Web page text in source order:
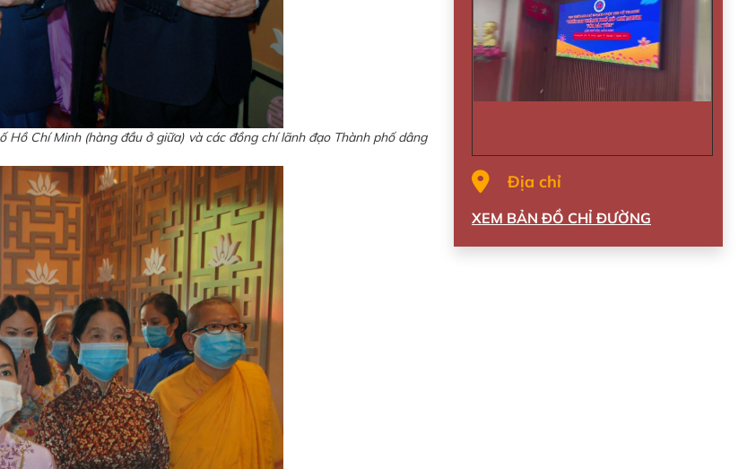
Chí Minh (hàng đầu ở giữa) và các đồng chí lãnh đạo Thành phố dâng
Địa chỉ
XEM BẢN ĐỒ CHỈ ĐƯỜNG